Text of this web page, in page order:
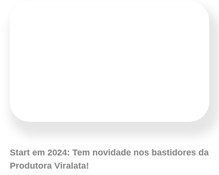
Start em 2024: Tem novidade nos bastidores da
Produtora Viralata!